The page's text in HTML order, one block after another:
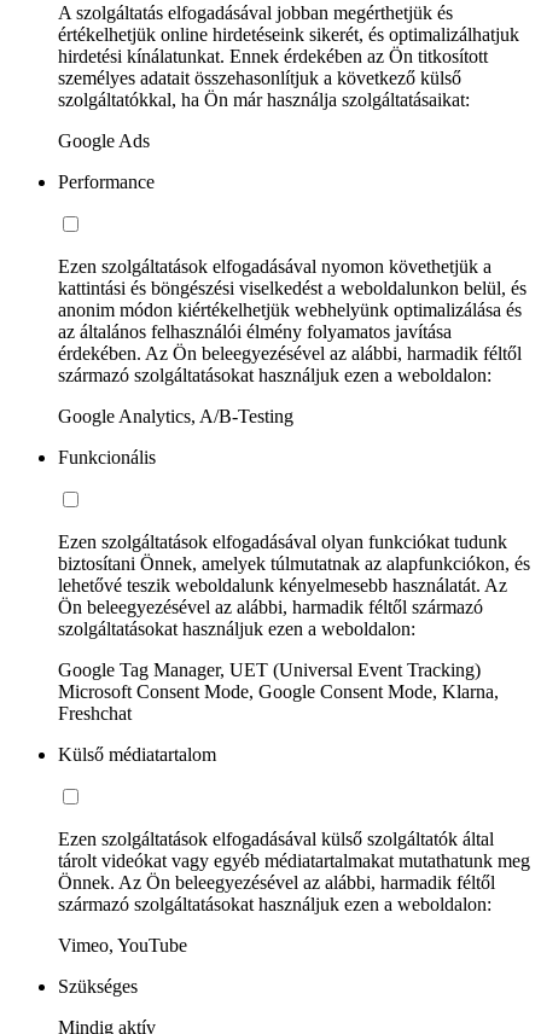
A szolgáltatás elfogadásával jobban megérthetjük és
értékelhetjük online hirdetéseink sikerét, és optimalizálhatjuk
hirdetési kínálatunkat. Ennek érdekében az Ön titkosított
személyes adatait összehasonlítjuk a következő külső
szolgáltatókkal, ha Ön már használja szolgáltatásaikat:
Google Ads
Performance
Ezen szolgáltatások elfogadásával nyomon követhetjük a
kattintási és böngészési viselkedést a weboldalunkon belül, és
anonim módon kiértékelhetjük webhelyünk optimalizálása és
az általános felhasználói élmény folyamatos javítása
érdekében. Az Ön beleegyezésével az alábbi, harmadik féltől
származó szolgáltatásokat használjuk ezen a weboldalon:
Google Analytics, A/B-Testing
Funkcionális
Ezen szolgáltatások elfogadásával olyan funkciókat tudunk
biztosítani Önnek, amelyek túlmutatnak az alapfunkciókon, és
lehetővé teszik weboldalunk kényelmesebb használatát. Az
Ön beleegyezésével az alábbi, harmadik féltől származó
szolgáltatásokat használjuk ezen a weboldalon:
Google Tag Manager, UET (Universal Event Tracking)
Microsoft Consent Mode, Google Consent Mode, Klarna,
Freshchat
Külső médiatartalom
Ezen szolgáltatások elfogadásával külső szolgáltatók által
tárolt videókat vagy egyéb médiatartalmakat mutathatunk meg
Önnek. Az Ön beleegyezésével az alábbi, harmadik féltől
származó szolgáltatásokat használjuk ezen a weboldalon:
Vimeo, YouTube
Szükséges
Mindig aktív